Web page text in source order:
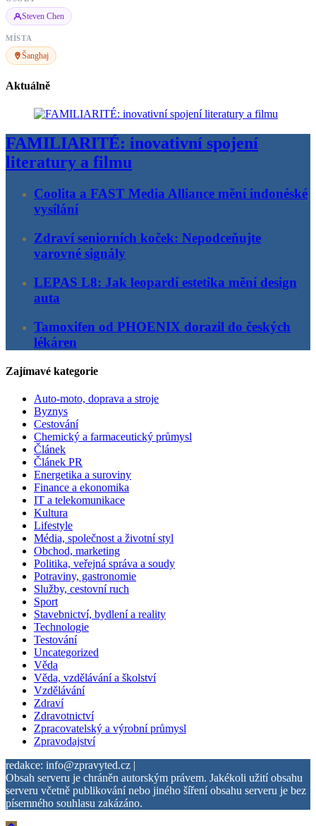
Steven Chen
MÍSTA
Šanghaj
Aktuálně
FAMILIARITÉ: inovativní spojení
literatury a filmu
Coolita a FAST Media Alliance mění indonéské
vysílání
Zdraví seniorních koček: Nepodceňujte
varovné signály
LEPAS L8: Jak leopardí estetika mění design
auta
Tamoxifen od PHOENIX dorazil do českých
lékáren
Zajímavé kategorie
Auto-moto, doprava a stroje
Byznys
Cestování
Chemický a farmaceutický průmysl
Článek
Článek PR
Energetika a suroviny
Finance a ekonomika
IT a telekomunikace
Kultura
Lifestyle
Média, společnost a životní styl
Obchod, marketing
Politika, veřejná správa a soudy
Potraviny, gastronomie
Služby, cestovní ruch
Sport
Stavebnictví, bydlení a reality
Technologie
Testování
Uncategorized
Věda
Věda, vzdělávání a školství
Vzdělávání
Zdraví
Zdravotnictví
Zpracovatelský a výrobní průmysl
Zpravodajství
redakce: info@zpravyted.cz |
Obsah serveru je chráněn autorským právem. Jakékoli užití obsahu
serveru včetně publikování nebo jiného šíření obsahu serveru je bez
písemného souhlasu zakázáno.